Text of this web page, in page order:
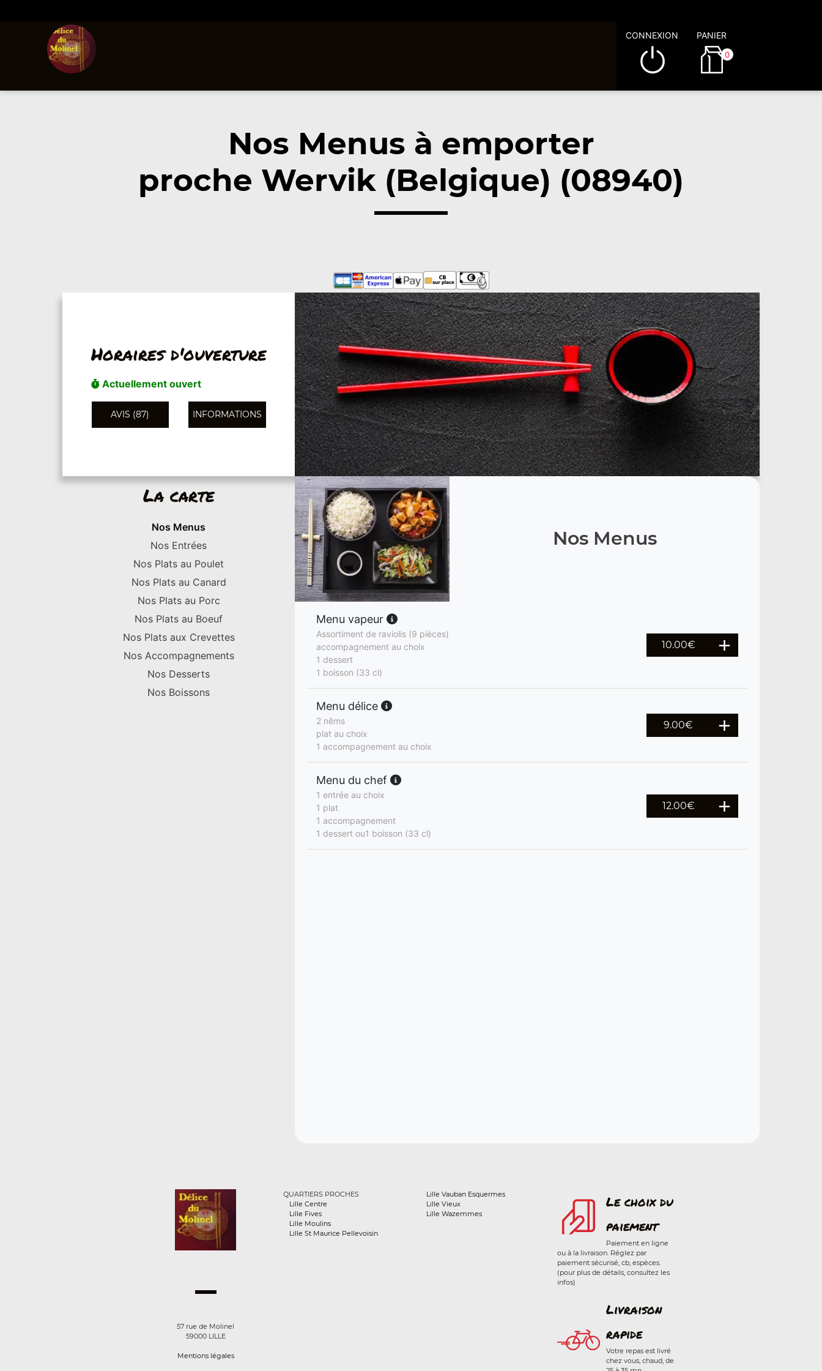
CONNEXION PANIER
0
Nos Menus à emporter
proche Wervik (Belgique) (08940)
Horaires d'ouverture
Actuellement ouvert
AVIS (87) INFORMATIONS
La carte
Nos Menus
Nos Entrées
Nos Plats au Poulet
Nos Plats au Canard
Nos Plats au Porc
Nos Plats au Boeuf
Nos Plats aux Crevettes
Nos Accompagnements
Nos Desserts
Nos Boissons
Nos Menus
Menu vapeur
Assortiment de raviolis (9 pièces)
accompagnement au choix
1 dessert
1 boisson (33 cl)
10.00€
Menu délice
2 nêms
plat au choix
1 accompagnement au choix
9.00€
Menu du chef
1 entrée au choix
1 plat
1 accompagnement
1 dessert ou1 boisson (33 cl)
12.00€
57 rue de Molinel
59000 LILLE
Mentions légales
QUARTIERS PROCHES
Lille Centre
Lille Fives
Lille Moulins
Lille St Maurice Pellevoisin
Lille Vauban Esquermes
Lille Vieux
Lille Wazemmes
Le choix du
paiement
Paiement en ligne
ou à la livraison. Réglez par
paiement sécurisé, cb, espèces.
(pour plus de détails, consultez les
infos)
Livraison
rapide
Votre repas est livré
chez vous, chaud, de